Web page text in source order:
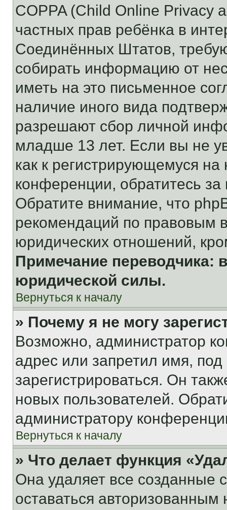
COPPA (Child Online Privacy
частных прав ребёнка в
Соединённых Штатов,
собирать информацию от
иметь на это письменное
наличие иного вида
разрешают сбор личной
младше 13 лет. Если вы не
как к регистрирующемуся
конференции, обратитесь
Обратите внимание, что
рекомендаций по правовым
юридических отношений,
Примечание переводчика:
юридической силы.
Вернуться к началу
» Почему я не могу
Возможно, администратор
адрес или запретил имя,
зарегистрироваться. Он
новых пользователей.
администратору
Вернуться к началу
» Что делает функция
Она удаляет все созданные
оставаться